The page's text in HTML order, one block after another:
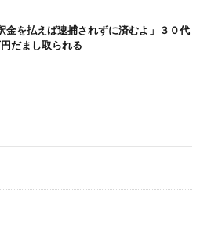
金を払えば逮捕されずに済むよ」３０代
だまし取られる